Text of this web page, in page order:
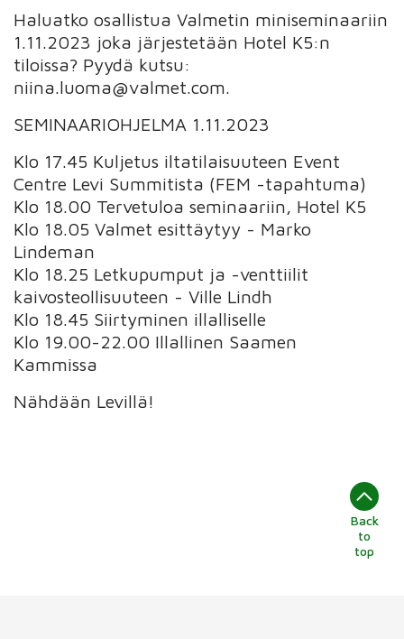
Haluatko osallistua Valmetin miniseminaariin
1.11.2023 joka järjestetään Hotel K5:n
tiloissa? Pyydä kutsu:
niina.luoma@valmet.com.
SEMINAARIOHJELMA 1.11.2023
Klo 17.45 Kuljetus iltatilaisuuteen Event
Centre Levi Summitista (FEM -tapahtuma)
Klo 18.00 Tervetuloa seminaariin, Hotel K5
Klo 18.05 Valmet esittäytyy - Marko
Lindeman
Klo 18.25 Letkupumput ja -venttiilit
kaivosteollisuuteen - Ville Lindh
Klo 18.45 Siirtyminen illalliselle
Klo 19.00-22.00 Illallinen Saamen
Kammissa
Nähdään Levillä!
Back
to
top